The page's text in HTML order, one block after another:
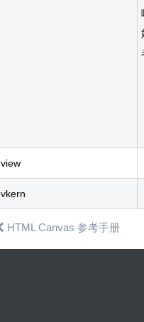
view
vkern
HTML Canvas 参考手册